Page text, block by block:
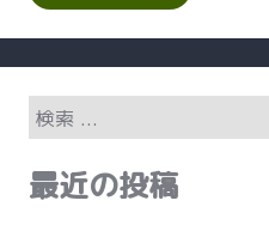
検
索:
最近の投稿